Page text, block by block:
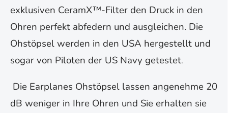
exklusiven CeramX™-Filter den Druck in den
Ohren perfekt abfedern und ausgleichen. Die
Ohstöpsel werden in den USA hergestellt und
sogar von Piloten der US Navy getestet.
Die Earplanes Ohstöpsel lassen angenehme 20
dB weniger in Ihre Ohren und Sie erhalten sie